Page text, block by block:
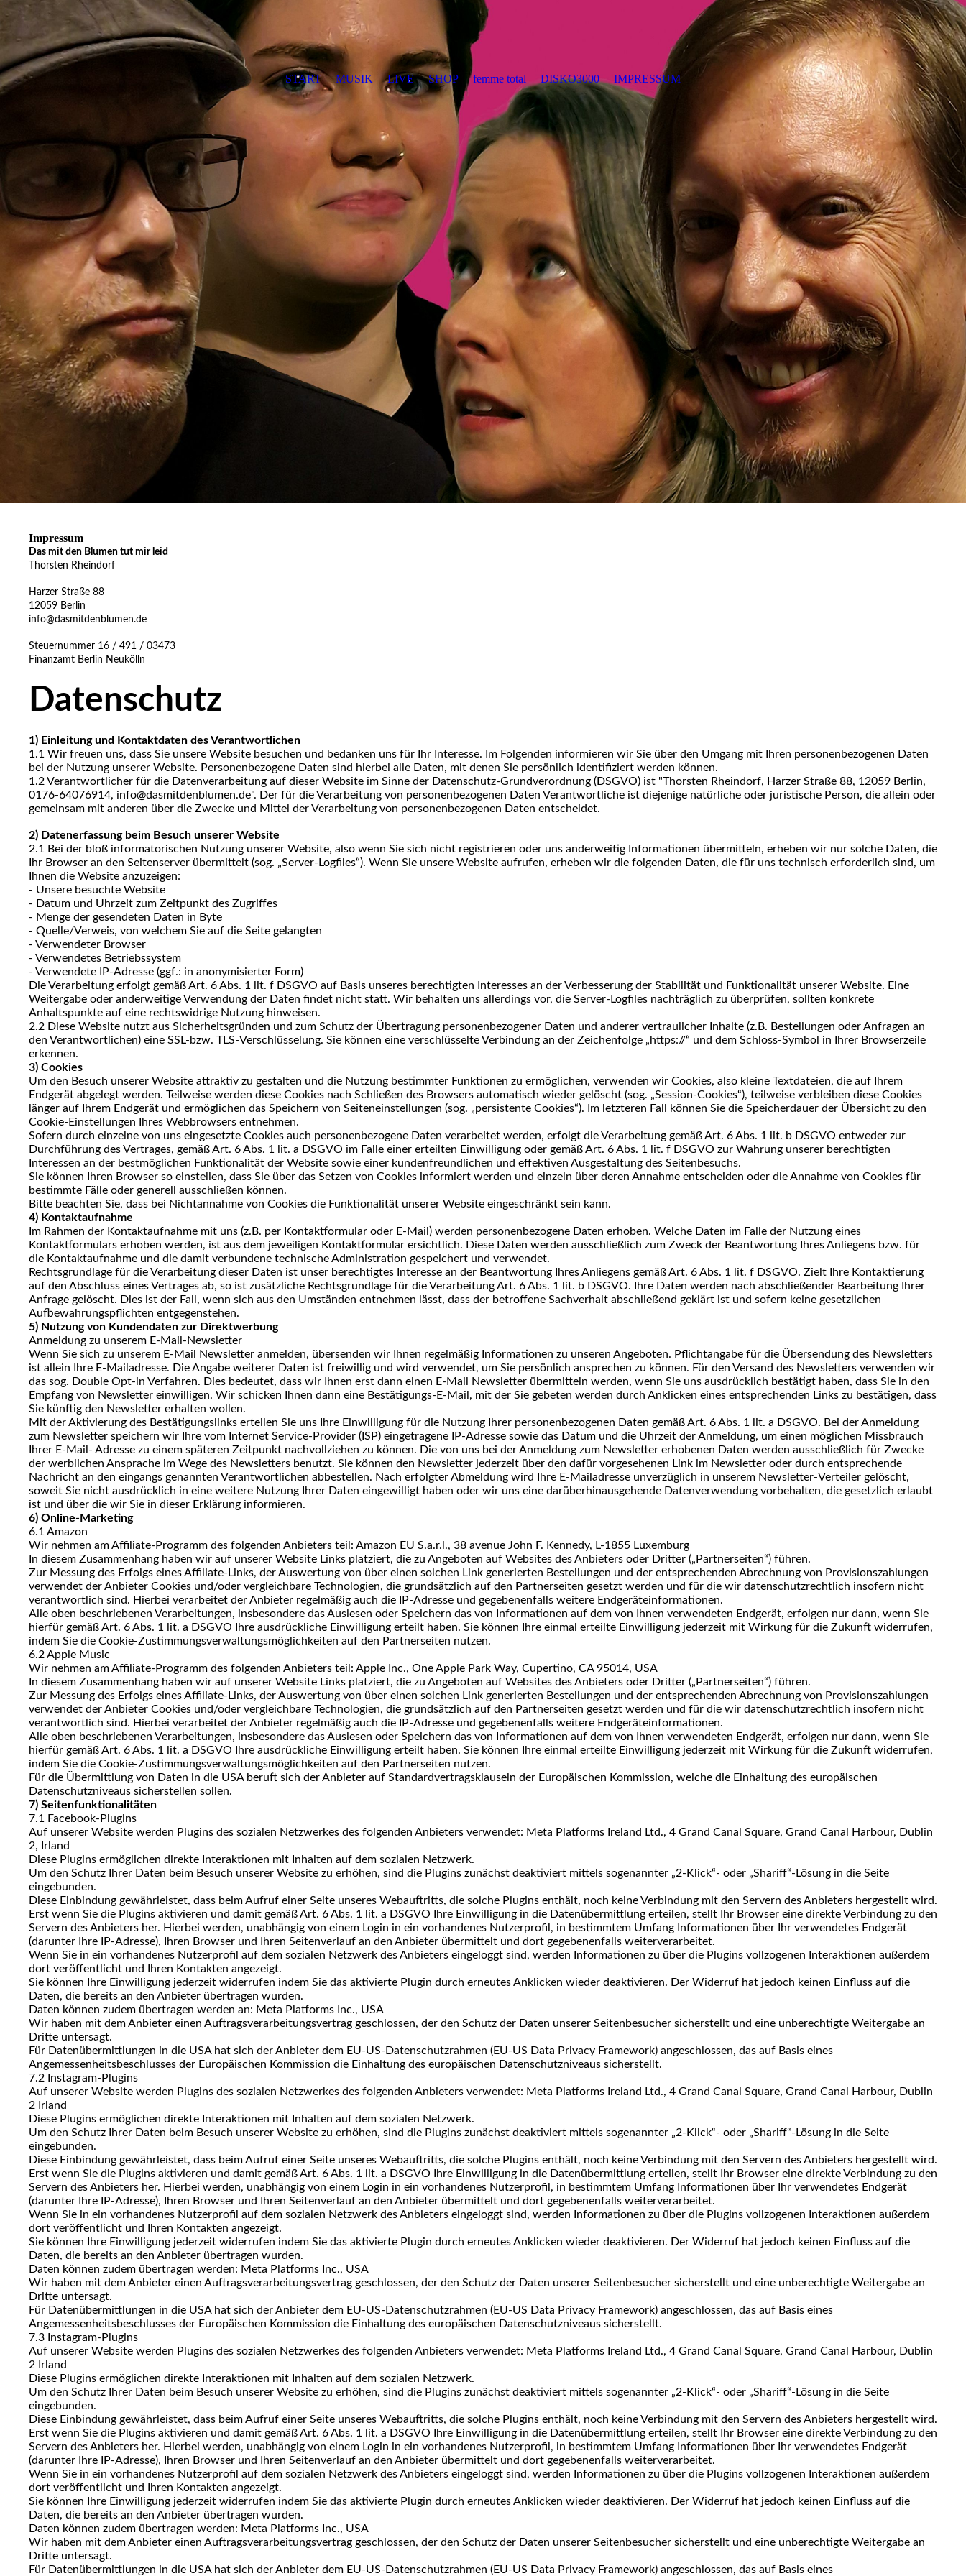
START MUSIK LIVE SHOP femme total DISKO3000 IMPRESSUM
Impressum
Das mit den Blumen tut mir leid
Thorsten Rheindorf
Harzer Straße 88
12059 Berlin
info@dasmitdenblumen.de
Steuernummer 16 / 491 / 03473
Finanzamt Berlin Neukölln
Datenschutz
1) Einleitung und Kontaktdaten des Verantwortlichen
1.1 Wir freuen uns, dass Sie unsere Website besuchen und bedanken uns für Ihr Interesse. Im Folgenden informieren wir Sie über den Umgang mit Ihren personenbezogenen Daten
bei der Nutzung unserer Website. Personenbezogene Daten sind hierbei alle Daten, mit denen Sie persönlich identifiziert werden können.
1.2 Verantwortlicher für die Datenverarbeitung auf dieser Website im Sinne der Datenschutz-Grundverordnung (DSGVO) ist "Thorsten Rheindorf, Harzer Straße 88, 12059 Berlin,
0176-64076914, info@dasmitdenblumen.de". Der für die Verarbeitung von personenbezogenen Daten Verantwortliche ist diejenige natürliche oder juristische Person, die allein oder
gemeinsam mit anderen über die Zwecke und Mittel der Verarbeitung von personenbezogenen Daten entscheidet.
2) Datenerfassung beim Besuch unserer Website
2.1 Bei der bloß informatorischen Nutzung unserer Website, also wenn Sie sich nicht registrieren oder uns anderweitig Informationen übermitteln, erheben wir nur solche Daten, die
Ihr Browser an den Seitenserver übermittelt (sog. „Server-Logfiles“). Wenn Sie unsere Website aufrufen, erheben wir die folgenden Daten, die für uns technisch erforderlich sind, um
Ihnen die Website anzuzeigen:
- Unsere besuchte Website
- Datum und Uhrzeit zum Zeitpunkt des Zugriffes
- Menge der gesendeten Daten in Byte
- Quelle/Verweis, von welchem Sie auf die Seite gelangten
- Verwendeter Browser
- Verwendetes Betriebssystem
- Verwendete IP-Adresse (ggf.: in anonymisierter Form)
Die Verarbeitung erfolgt gemäß Art. 6 Abs. 1 lit. f DSGVO auf Basis unseres berechtigten Interesses an der Verbesserung der Stabilität und Funktionalität unserer Website. Eine
Weitergabe oder anderweitige Verwendung der Daten findet nicht statt. Wir behalten uns allerdings vor, die Server-Logfiles nachträglich zu überprüfen, sollten konkrete
Anhaltspunkte auf eine rechtswidrige Nutzung hinweisen.
2.2 Diese Website nutzt aus Sicherheitsgründen und zum Schutz der Übertragung personenbezogener Daten und anderer vertraulicher Inhalte (z.B. Bestellungen oder Anfragen an
den Verantwortlichen) eine SSL-bzw. TLS-Verschlüsselung. Sie können eine verschlüsselte Verbindung an der Zeichenfolge „https://“ und dem Schloss-Symbol in Ihrer Browserzeile
erkennen.
3) Cookies
Um den Besuch unserer Website attraktiv zu gestalten und die Nutzung bestimmter Funktionen zu ermöglichen, verwenden wir Cookies, also kleine Textdateien, die auf Ihrem
Endgerät abgelegt werden. Teilweise werden diese Cookies nach Schließen des Browsers automatisch wieder gelöscht (sog. „Session-Cookies“), teilweise verbleiben diese Cookies
länger auf Ihrem Endgerät und ermöglichen das Speichern von Seiteneinstellungen (sog. „persistente Cookies“). Im letzteren Fall können Sie die Speicherdauer der Übersicht zu den
Cookie-Einstellungen Ihres Webbrowsers entnehmen.
Sofern durch einzelne von uns eingesetzte Cookies auch personenbezogene Daten verarbeitet werden, erfolgt die Verarbeitung gemäß Art. 6 Abs. 1 lit. b DSGVO entweder zur
Durchführung des Vertrages, gemäß Art. 6 Abs. 1 lit. a DSGVO im Falle einer erteilten Einwilligung oder gemäß Art. 6 Abs. 1 lit. f DSGVO zur Wahrung unserer berechtigten
Interessen an der bestmöglichen Funktionalität der Website sowie einer kundenfreundlichen und effektiven Ausgestaltung des Seitenbesuchs.
Sie können Ihren Browser so einstellen, dass Sie über das Setzen von Cookies informiert werden und einzeln über deren Annahme entscheiden oder die Annahme von Cookies für
bestimmte Fälle oder generell ausschließen können.
Bitte beachten Sie, dass bei Nichtannahme von Cookies die Funktionalität unserer Website eingeschränkt sein kann.
4) Kontaktaufnahme
Im Rahmen der Kontaktaufnahme mit uns (z.B. per Kontaktformular oder E-Mail) werden personenbezogene Daten erhoben. Welche Daten im Falle der Nutzung eines
Kontaktformulars erhoben werden, ist aus dem jeweiligen Kontaktformular ersichtlich. Diese Daten werden ausschließlich zum Zweck der Beantwortung Ihres Anliegens bzw. für
die Kontaktaufnahme und die damit verbundene technische Administration gespeichert und verwendet.
Rechtsgrundlage für die Verarbeitung dieser Daten ist unser berechtigtes Interesse an der Beantwortung Ihres Anliegens gemäß Art. 6 Abs. 1 lit. f DSGVO. Zielt Ihre Kontaktierung
auf den Abschluss eines Vertrages ab, so ist zusätzliche Rechtsgrundlage für die Verarbeitung Art. 6 Abs. 1 lit. b DSGVO. Ihre Daten werden nach abschließender Bearbeitung Ihrer
Anfrage gelöscht. Dies ist der Fall, wenn sich aus den Umständen entnehmen lässt, dass der betroffene Sachverhalt abschließend geklärt ist und sofern keine gesetzlichen
Aufbewahrungspflichten entgegenstehen.
5) Nutzung von Kundendaten zur Direktwerbung
Anmeldung zu unserem E-Mail-Newsletter
Wenn Sie sich zu unserem E-Mail Newsletter anmelden, übersenden wir Ihnen regelmäßig Informationen zu unseren Angeboten. Pflichtangabe für die Übersendung des Newsletters
ist allein Ihre E-Mailadresse. Die Angabe weiterer Daten ist freiwillig und wird verwendet, um Sie persönlich ansprechen zu können. Für den Versand des Newsletters verwenden wir
das sog. Double Opt-in Verfahren. Dies bedeutet, dass wir Ihnen erst dann einen E-Mail Newsletter übermitteln werden, wenn Sie uns ausdrücklich bestätigt haben, dass Sie in den
Empfang von Newsletter einwilligen. Wir schicken Ihnen dann eine Bestätigungs-E-Mail, mit der Sie gebeten werden durch Anklicken eines entsprechenden Links zu bestätigen, dass
Sie künftig den Newsletter erhalten wollen.
Mit der Aktivierung des Bestätigungslinks erteilen Sie uns Ihre Einwilligung für die Nutzung Ihrer personenbezogenen Daten gemäß Art. 6 Abs. 1 lit. a DSGVO. Bei der Anmeldung
zum Newsletter speichern wir Ihre vom Internet Service-Provider (ISP) eingetragene IP-Adresse sowie das Datum und die Uhrzeit der Anmeldung, um einen möglichen Missbrauch
Ihrer E-Mail- Adresse zu einem späteren Zeitpunkt nachvollziehen zu können. Die von uns bei der Anmeldung zum Newsletter erhobenen Daten werden ausschließlich für Zwecke
der werblichen Ansprache im Wege des Newsletters benutzt. Sie können den Newsletter jederzeit über den dafür vorgesehenen Link im Newsletter oder durch entsprechende
Nachricht an den eingangs genannten Verantwortlichen abbestellen. Nach erfolgter Abmeldung wird Ihre E-Mailadresse unverzüglich in unserem Newsletter-Verteiler gelöscht,
soweit Sie nicht ausdrücklich in eine weitere Nutzung Ihrer Daten eingewilligt haben oder wir uns eine darüberhinausgehende Datenverwendung vorbehalten, die gesetzlich erlaubt
ist und über die wir Sie in dieser Erklärung informieren.
6) Online-Marketing
6.1 Amazon
Wir nehmen am Affiliate-Programm des folgenden Anbieters teil: Amazon EU S.a.r.l., 38 avenue John F. Kennedy, L-1855 Luxemburg
In diesem Zusammenhang haben wir auf unserer Website Links platziert, die zu Angeboten auf Websites des Anbieters oder Dritter („Partnerseiten“) führen.
Zur Messung des Erfolgs eines Affiliate-Links, der Auswertung von über einen solchen Link generierten Bestellungen und der entsprechenden Abrechnung von Provisionszahlungen
verwendet der Anbieter Cookies und/oder vergleichbare Technologien, die grundsätzlich auf den Partnerseiten gesetzt werden und für die wir datenschutzrechtlich insofern nicht
verantwortlich sind. Hierbei verarbeitet der Anbieter regelmäßig auch die IP-Adresse und gegebenenfalls weitere Endgeräteinformationen.
Alle oben beschriebenen Verarbeitungen, insbesondere das Auslesen oder Speichern das von Informationen auf dem von Ihnen verwendeten Endgerät, erfolgen nur dann, wenn Sie
hierfür gemäß Art. 6 Abs. 1 lit. a DSGVO Ihre ausdrückliche Einwilligung erteilt haben. Sie können Ihre einmal erteilte Einwilligung jederzeit mit Wirkung für die Zukunft widerrufen,
indem Sie die Cookie-Zustimmungsverwaltungsmöglichkeiten auf den Partnerseiten nutzen.
6.2 Apple Music
Wir nehmen am Affiliate-Programm des folgenden Anbieters teil: Apple Inc., One Apple Park Way, Cupertino, CA 95014, USA
In diesem Zusammenhang haben wir auf unserer Website Links platziert, die zu Angeboten auf Websites des Anbieters oder Dritter („Partnerseiten“) führen.
Zur Messung des Erfolgs eines Affiliate-Links, der Auswertung von über einen solchen Link generierten Bestellungen und der entsprechenden Abrechnung von Provisionszahlungen
verwendet der Anbieter Cookies und/oder vergleichbare Technologien, die grundsätzlich auf den Partnerseiten gesetzt werden und für die wir datenschutzrechtlich insofern nicht
verantwortlich sind. Hierbei verarbeitet der Anbieter regelmäßig auch die IP-Adresse und gegebenenfalls weitere Endgeräteinformationen.
Alle oben beschriebenen Verarbeitungen, insbesondere das Auslesen oder Speichern das von Informationen auf dem von Ihnen verwendeten Endgerät, erfolgen nur dann, wenn Sie
hierfür gemäß Art. 6 Abs. 1 lit. a DSGVO Ihre ausdrückliche Einwilligung erteilt haben. Sie können Ihre einmal erteilte Einwilligung jederzeit mit Wirkung für die Zukunft widerrufen,
indem Sie die Cookie-Zustimmungsverwaltungsmöglichkeiten auf den Partnerseiten nutzen.
Für die Übermittlung von Daten in die USA beruft sich der Anbieter auf Standardvertragsklauseln der Europäischen Kommission, welche die Einhaltung des europäischen
Datenschutzniveaus sicherstellen sollen.
7) Seitenfunktionalitäten
7.1 Facebook-Plugins
Auf unserer Website werden Plugins des sozialen Netzwerkes des folgenden Anbieters verwendet: Meta Platforms Ireland Ltd., 4 Grand Canal Square, Grand Canal Harbour, Dublin
2, Irland
Diese Plugins ermöglichen direkte Interaktionen mit Inhalten auf dem sozialen Netzwerk.
Um den Schutz Ihrer Daten beim Besuch unserer Website zu erhöhen, sind die Plugins zunächst deaktiviert mittels sogenannter „2-Klick“- oder „Shariff“-Lösung in die Seite
eingebunden.
Diese Einbindung gewährleistet, dass beim Aufruf einer Seite unseres Webauftritts, die solche Plugins enthält, noch keine Verbindung mit den Servern des Anbieters hergestellt wird.
Erst wenn Sie die Plugins aktivieren und damit gemäß Art. 6 Abs. 1 lit. a DSGVO Ihre Einwilligung in die Datenübermittlung erteilen, stellt Ihr Browser eine direkte Verbindung zu den
Servern des Anbieters her. Hierbei werden, unabhängig von einem Login in ein vorhandenes Nutzerprofil, in bestimmtem Umfang Informationen über Ihr verwendetes Endgerät
(darunter Ihre IP-Adresse), Ihren Browser und Ihren Seitenverlauf an den Anbieter übermittelt und dort gegebenenfalls weiterverarbeitet.
Wenn Sie in ein vorhandenes Nutzerprofil auf dem sozialen Netzwerk des Anbieters eingeloggt sind, werden Informationen zu über die Plugins vollzogenen Interaktionen außerdem
dort veröffentlicht und Ihren Kontakten angezeigt.
Sie können Ihre Einwilligung jederzeit widerrufen indem Sie das aktivierte Plugin durch erneutes Anklicken wieder deaktivieren. Der Widerruf hat jedoch keinen Einfluss auf die
Daten, die bereits an den Anbieter übertragen wurden.
Daten können zudem übertragen werden an: Meta Platforms Inc., USA
Wir haben mit dem Anbieter einen Auftragsverarbeitungsvertrag geschlossen, der den Schutz der Daten unserer Seitenbesucher sicherstellt und eine unberechtigte Weitergabe an
Dritte untersagt.
Für Datenübermittlungen in die USA hat sich der Anbieter dem EU-US-Datenschutzrahmen (EU-US Data Privacy Framework) angeschlossen, das auf Basis eines
Angemessenheitsbeschlusses der Europäischen Kommission die Einhaltung des europäischen Datenschutzniveaus sicherstellt.
7.2 Instagram-Plugins
Auf unserer Website werden Plugins des sozialen Netzwerkes des folgenden Anbieters verwendet: Meta Platforms Ireland Ltd., 4 Grand Canal Square, Grand Canal Harbour, Dublin
2 Irland
Diese Plugins ermöglichen direkte Interaktionen mit Inhalten auf dem sozialen Netzwerk.
Um den Schutz Ihrer Daten beim Besuch unserer Website zu erhöhen, sind die Plugins zunächst deaktiviert mittels sogenannter „2-Klick“- oder „Shariff“-Lösung in die Seite
eingebunden.
Diese Einbindung gewährleistet, dass beim Aufruf einer Seite unseres Webauftritts, die solche Plugins enthält, noch keine Verbindung mit den Servern des Anbieters hergestellt wird.
Erst wenn Sie die Plugins aktivieren und damit gemäß Art. 6 Abs. 1 lit. a DSGVO Ihre Einwilligung in die Datenübermittlung erteilen, stellt Ihr Browser eine direkte Verbindung zu den
Servern des Anbieters her. Hierbei werden, unabhängig von einem Login in ein vorhandenes Nutzerprofil, in bestimmtem Umfang Informationen über Ihr verwendetes Endgerät
(darunter Ihre IP-Adresse), Ihren Browser und Ihren Seitenverlauf an den Anbieter übermittelt und dort gegebenenfalls weiterverarbeitet.
Wenn Sie in ein vorhandenes Nutzerprofil auf dem sozialen Netzwerk des Anbieters eingeloggt sind, werden Informationen zu über die Plugins vollzogenen Interaktionen außerdem
dort veröffentlicht und Ihren Kontakten angezeigt.
Sie können Ihre Einwilligung jederzeit widerrufen indem Sie das aktivierte Plugin durch erneutes Anklicken wieder deaktivieren. Der Widerruf hat jedoch keinen Einfluss auf die
Daten, die bereits an den Anbieter übertragen wurden.
Daten können zudem übertragen werden: Meta Platforms Inc., USA
Wir haben mit dem Anbieter einen Auftragsverarbeitungsvertrag geschlossen, der den Schutz der Daten unserer Seitenbesucher sicherstellt und eine unberechtigte Weitergabe an
Dritte untersagt.
Für Datenübermittlungen in die USA hat sich der Anbieter dem EU-US-Datenschutzrahmen (EU-US Data Privacy Framework) angeschlossen, das auf Basis eines
Angemessenheitsbeschlusses der Europäischen Kommission die Einhaltung des europäischen Datenschutzniveaus sicherstellt.
7.3 Instagram-Plugins
Auf unserer Website werden Plugins des sozialen Netzwerkes des folgenden Anbieters verwendet: Meta Platforms Ireland Ltd., 4 Grand Canal Square, Grand Canal Harbour, Dublin
2 Irland
Diese Plugins ermöglichen direkte Interaktionen mit Inhalten auf dem sozialen Netzwerk.
Um den Schutz Ihrer Daten beim Besuch unserer Website zu erhöhen, sind die Plugins zunächst deaktiviert mittels sogenannter „2-Klick“- oder „Shariff“-Lösung in die Seite
eingebunden.
Diese Einbindung gewährleistet, dass beim Aufruf einer Seite unseres Webauftritts, die solche Plugins enthält, noch keine Verbindung mit den Servern des Anbieters hergestellt wird.
Erst wenn Sie die Plugins aktivieren und damit gemäß Art. 6 Abs. 1 lit. a DSGVO Ihre Einwilligung in die Datenübermittlung erteilen, stellt Ihr Browser eine direkte Verbindung zu den
Servern des Anbieters her. Hierbei werden, unabhängig von einem Login in ein vorhandenes Nutzerprofil, in bestimmtem Umfang Informationen über Ihr verwendetes Endgerät
(darunter Ihre IP-Adresse), Ihren Browser und Ihren Seitenverlauf an den Anbieter übermittelt und dort gegebenenfalls weiterverarbeitet.
Wenn Sie in ein vorhandenes Nutzerprofil auf dem sozialen Netzwerk des Anbieters eingeloggt sind, werden Informationen zu über die Plugins vollzogenen Interaktionen außerdem
dort veröffentlicht und Ihren Kontakten angezeigt.
Sie können Ihre Einwilligung jederzeit widerrufen indem Sie das aktivierte Plugin durch erneutes Anklicken wieder deaktivieren. Der Widerruf hat jedoch keinen Einfluss auf die
Daten, die bereits an den Anbieter übertragen wurden.
Daten können zudem übertragen werden: Meta Platforms Inc., USA
Wir haben mit dem Anbieter einen Auftragsverarbeitungsvertrag geschlossen, der den Schutz der Daten unserer Seitenbesucher sicherstellt und eine unberechtigte Weitergabe an
Dritte untersagt.
Für Datenübermittlungen in die USA hat sich der Anbieter dem EU-US-Datenschutzrahmen (EU-US Data Privacy Framework) angeschlossen, das auf Basis eines